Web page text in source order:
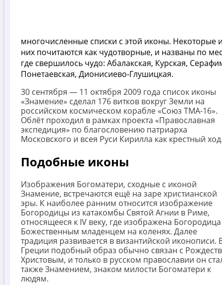
многочисленные списки с этой иконы. Некоторые
них почитаются как чудотворные, и названы по
где свершилось чудо: Абалакская, Курская,
Понетаевская, Дионисиево-Глушицкая.
30 сентября — 11 октября 2009 года список иконы
«Знамение» сделал 176 витков вокруг Земли на
российском космическом корабле «Союз ТМА-16».
Облёт проходил в рамках проекта «Православная
экспедиция» по благословению патриарха
Московского и всея Руси Кирилла как крестный
Подобные иконы
Изображения Богоматери, сходные с иконой
Знамение, встречаются ещё на заре христианской
эры. К наиболее ранним относится изображение
Богородицы из катакомбы Святой Агнии в Риме,
относящееся к IV веку, где изображена
Божественным младенцем на коленях. Далее
традиция развивается в византийской иконописи.
Греции подобный образ обычно связан с
Христовым, и только в русском православии он
также Знамением, знаком милости Богоматери к
людям.